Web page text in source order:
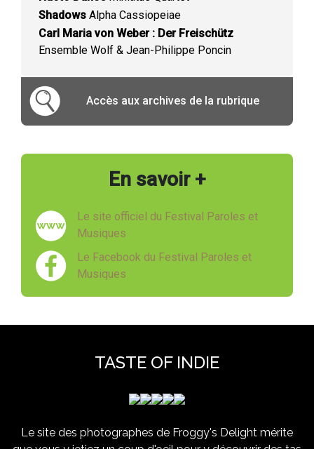
Shadows Alpha Cassiopeiae
Carl Maria von Weber : Der Freischütz
Ensemble Wolf & Jean-Philippe Poncin
Accès aux archives de la rubrique
En savoir +
Le site officiel du Festival Paroles et
Musiques
Le Facebook du Festival Paroles et
Musiques
TASTE OF INDIE
Le site des photographes de Froggy's Delight mérite